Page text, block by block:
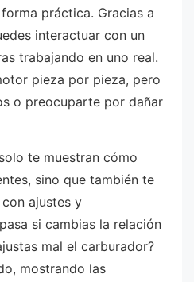
práctica. Gracias a
interactuar con un
trabajando en uno real.
pieza por pieza, pero
o preocuparte por dañar
te muestran cómo
sino que también te
ajustes y
si cambias la relación
mal el carburador?
mostrando las